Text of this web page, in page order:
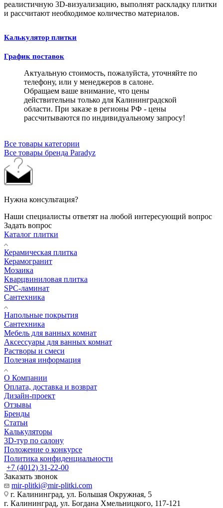
реалистичную 3D-визуализацию, выполнят раскладку плитки
и рассчитают необходимое количество материалов.
Калькулятор плитки
График поставок
Актуальную стоимость, пожалуйста, уточняйте по
телефону, или у менеджеров в салоне.
Обращаем ваше внимание, что цены
действительны только для Калининградской
области. При заказе в регионы РФ - цены
рассчитываются по индивидуальному запросу!
Все товары категории
Все товары бренда Paradyz
Нужна консультация?
Наши специалисты ответят на любой интересующий вопрос
Задать вопрос
Каталог плитки
Керамическая плитка
Керамогранит
Мозаика
Кварцвиниловая плитка
SPC-ламинат
Сантехника
Напольные покрытия
Сантехника
Мебель для ванных комнат
Аксессуары для ванных комнат
Растворы и смеси
Полезная информация
О Компании
Оплата, доставка и возврат
Дизайн-проект
Отзывы
Бренды
Статьи
Калькуляторы
3D-тур по салону
Положение о конкурсе
Политика конфиденциальности
+7 (4012) 31-22-00
Заказать звонок
mir-plitki@mir-plitki.com
г. Калининград, ул. Большая Окружная, 5
г. Калининград, ул. Богдана Хмельницкого, 117-121